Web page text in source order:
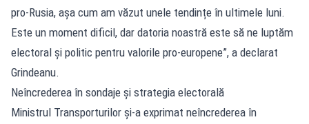
pro-Rusia, așa cum am văzut unele tendințe în ultimele luni.
Este un moment dificil, dar datoria noastră este să ne luptăm
electoral și politic pentru valorile pro-europene”, a declarat
Grindeanu.
Neîncrederea în sondaje și strategia electorală
Ministrul Transporturilor și-a exprimat neîncrederea în